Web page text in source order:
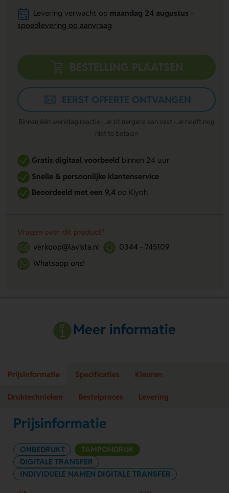
Levering verwacht op maandag 24 augustus
spoedlevering op aanvraag
BESTELLING PLAATSEN
EERST OFFERTE ONTVANGEN
Binnen één werkdag reactie · Je zit nergens aan vast · Je hoeft nog
niet te betalen
Gratis digitaal voorbeeldbinnen 24 uur
Snelle & persoonlijke klantenservice
Beoordeeld met een 9,4op Kiyoh
Vragen over dit product?
verkoop@lavista.nl
0344 - 745109
Whatsapp ons!
Meer informatie
Prijsinformatie Specificaties Kleuren
Druktechnieken Bestelproces Levering
Prijsinformatie
ONBEDRUKT
TAMPONDRUK
DIGITALE TRANSFER
INDIVIDUELE NAMEN DIGITALE TRANSFER